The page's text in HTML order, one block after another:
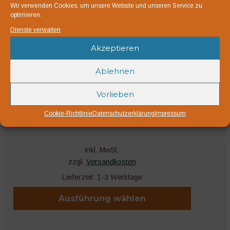
Wir verwenden Cookies, um unsere Website und unseren Service zu
optimieren.
Dienste verwalten
Akzeptieren
Ablehnen
Vorlieben
Cookie-RichtlinieDatenschutzerklärung Impressum
20 mm Schlauchanschluss
1,60€
inkl. MwSt.
zzgl. Versandkosten
Lieferzeit: 1-3 Werktage
Ausführung wählen